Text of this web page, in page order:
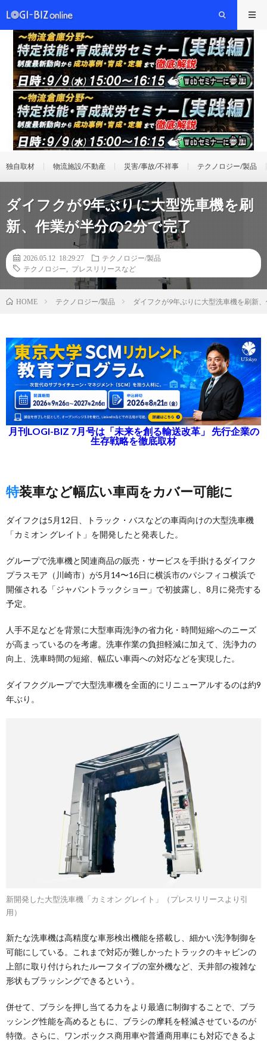
独自取材 物流施設/不動産 災害/事故/不祥事 テクノロジー/製品
ダイフクが9年ぶりに大型洗車機を刷
新、作業が半分の2分で完了
2026.05.12 18:29:27
テクノロジー/製品
テクノロジー
プレスリリースなど
HOME テクノロジー/製品 ダイフクが9年ぶりに大型洗車機を刷新
月刊LOGI-BIZ 7月号は「未来を創る輸送改革」 先行企業の
生存戦略を徹底取材
特装車など幅広い車両をカバー可能に
ダイフクは5月12日、トラック・バスなどの車両向けの大型洗車機
「カミオン グレイト」を開発したと発表した。
グループで洗車機と関連商品の販売・サービスを手掛けるダイフク
プラスモア（川崎市）が5月14〜16日に横浜市のパシフィコ横浜で
開催される「ジャパントラックショー」で初披露し、8月に発売する
予定。
人手不足などを背景に大型車両洗浄の省力化・時間短縮へのニーズ
が高まっているのを考慮。洗車作業の負担軽減に加えて、洗浄力の
向上、洗車時間の短縮、幅広い車両への対応などを実現した。
ダイフクグループで大型洗車機を全面的にリニューアルするのは約9
年ぶり。
新開発した大型洗車機「カミオン グレイト」（プレスリリースより引
用）
新たな洗車機は高精度な車形検出機能を搭載し、細かい洗浄制御を
可能にしている。これまで対応が難しかったトラックのキャビンの
上部に取り付けられたルーフタイプの室外機など、天井部の複雑な
形状もブラッシングできるという。
併せて、ブラシを押し当てる力をより最適に制御することで、ブラ
ッシング性能を高めるともに、ブラシの摩耗を軽減させているのが
特徴。さらに、ワンボックス商用車や普通商用車にも対応できるよ